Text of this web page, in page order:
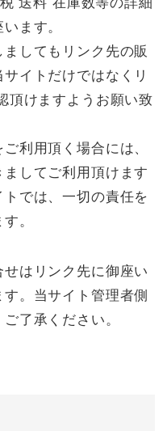
ます。
してもリンク先の販
イトだけではなくリ
頂けますようお願い致
利用頂く場合には、
してご利用頂けます
では、一切の責任を
。
はリンク先に御座い
。当サイト管理者側
了承ください。
レレの選び方
お役立ち情報